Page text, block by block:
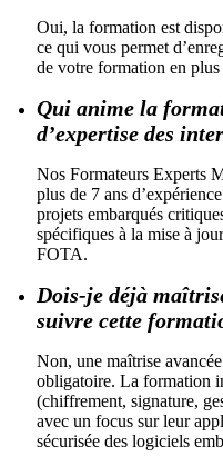
Oui, la formation est
ce qui vous permet
de votre formation en
Qui anime la
d’expertise des
Nos Formateurs Experts
plus de 7 ans
projets embarqués
spécifiques à la mise à
FOTA.
Dois-je déjà
suivre cette
Non, une maîtrise
obligatoire. La formation
(chiffrement, signature,
avec un focus sur leur
sécurisée des logiciels